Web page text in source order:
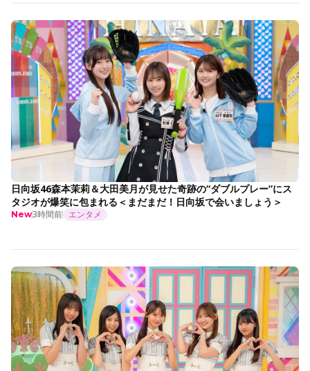
日向坂46森本茉莉＆大田美月が見せた奇跡の“ダブルプレー”にス
タジオが爆笑に包まれる＜まだまだ！日向坂で会いましょう＞
New3時間前 エンタメ